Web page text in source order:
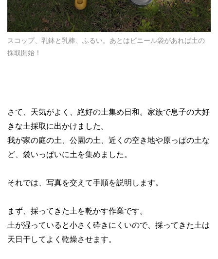
スコップ、乳鉢と乳棒、ふるい。あとはビニール袋があれば土の
採取開始！
さて、天気がよく、絶好の土集め日和。家族で息子の大好
きな土採取に出かけました。
我が家の庭の土、公園の土、近くの空き地や原っぱの土な
ど、袋いっぱいに土を集めました。
それでは、写真を交えて手順を説明します。
まず、採ってきた土を乾かす作業です。
土が湿っていると小さく砕きにくいので、採ってきた土は
天日干してよく乾燥させます。